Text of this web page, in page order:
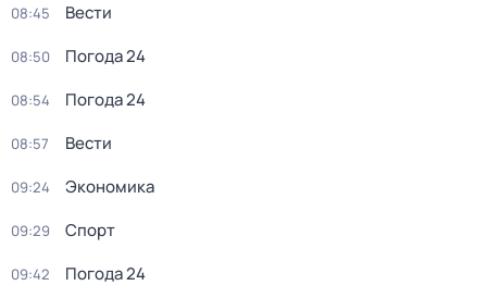
08:45 Вести
08:50 Погода 24
08:54 Погода 24
08:57 Вести
09:24 Экономика
09:29 Спорт
09:42 Погода 24